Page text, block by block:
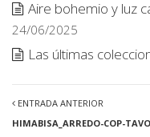
Aire bohemio y luz
24/06/2025
Las últimas
ENTRADA ANTERIOR
HIMABISA_ARREDO-COP-